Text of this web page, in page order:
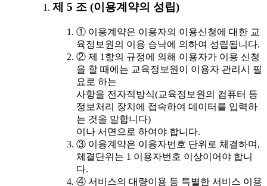
제 5 조 (이용계약의 성립)
① 이용계약은 이용자의 이용신청에 대한 교
육정보원의 이용 승낙에 의하여 성립됩니다.
② 제 1항의 규정에 의해 이용자가 이용 신청
을 할 때에는 교육정보원이 이용자 관리시 필
요로 하는
사항을 전자적방식(교육정보원의 컴퓨터 등
정보처리 장치에 접속하여 데이터를 입력하
는 것을 말합니다)
이나 서면으로 하여야 합니다.
③ 이용계약은 이용자번호 단위로 체결하며,
체결단위는 1 이용자번호 이상이어야 합니
다.
④ 서비스의 대량이용 등 특별한 서비스 이용